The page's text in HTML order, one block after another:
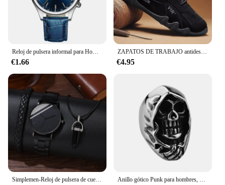
Reloj de pulsera informal para Hombre, cronógrafo elegante de cuarzo azul con correa de cuero, regalo
€1.66
ZAPATOS DE TRABAJO antideslizantes transpirables para hombre, zapatillas de moda para hombre, zapatillas planas para caminar al aire libre, zapatillas de skateboard
€4.95
Simplemen-Reloj de pulsera de cuero para hombre, conjunto de 3 piezas, de moda, minimalista, de negocios, de cuarzo, informal Anillo gótico Punk para hombres, anillo Retro, esqueleto, diablo, anillo masculino, Calavera, exageración ajustable, Oficial de la muerte, serpiente, Capitán